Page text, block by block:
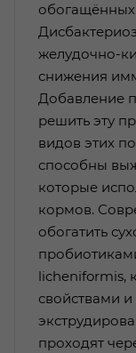
желудочно-
снижения
Добавление
решить эту
видов этих
способны
которые
кормов.
обогатить
licheniformis,
свойствами
проходят